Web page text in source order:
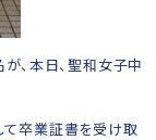
、本日、聖和女子中
て卒業証書を受け取